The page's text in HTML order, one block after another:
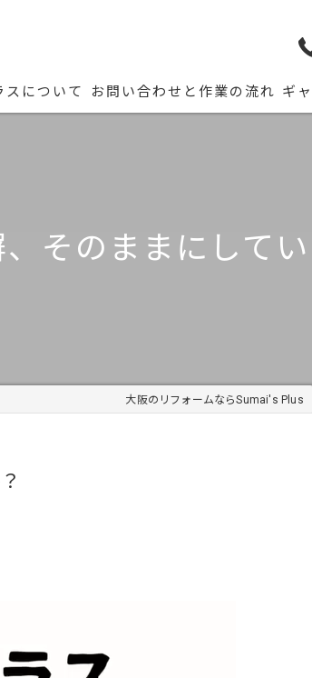
スについて お問い合わせと作業の流れ ギ
そのままにしてい
大阪のリフォームならSumai's Plus